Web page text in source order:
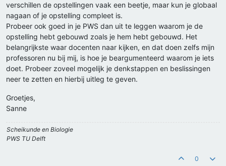
verschillen de opstellingen vaak een beetje, maar kun je globaal
nagaan of je opstelling compleet is.
Probeer ook goed in je PWS dan uit te leggen waarom je de
opstelling hebt gebouwd zoals je hem hebt gebouwd. Het
belangrijkste waar docenten naar kijken, en dat doen zelfs mijn
professoren nu bij mij, is hoe je beargumenteerd waarom je iets
doet. Probeer zoveel mogelijk je denkstappen en beslissingen
neer te zetten en hierbij uitleg te geven.
Groetjes,
Sanne
Scheikunde en Biologie
PWS TU Delft
0